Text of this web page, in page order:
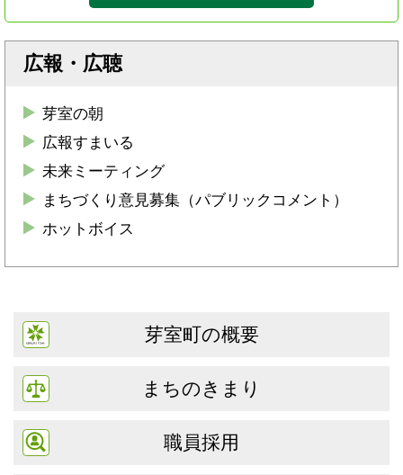
広報・広聴
芽室の朝
広報すまいる
未来ミーティング
まちづくり意見募集（パブリックコメント）
ホットボイス
芽室町の概要
まちのきまり
職員採用